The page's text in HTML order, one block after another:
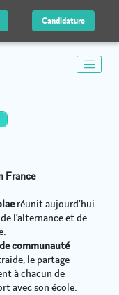
Candidature
France
réunit aujourd’hui
l’alternance et de
communauté
le partage
à chacun de
avec son école.